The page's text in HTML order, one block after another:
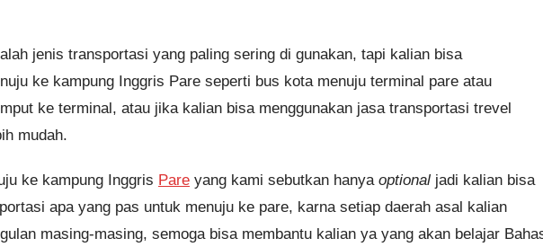
jenis transportasi yang paling sering di gunakan, tapi kalian bisa
ke kampung Inggris Pare seperti bus kota menuju terminal pare atau
ke terminal, atau jika kalian bisa menggunakan jasa transportasi trevel
mudah.
ke kampung Inggris Pare yang kami sebutkan hanya optional jadi kalian bisa
apa yang pas untuk menuju ke pare, karna setiap daerah asal kalian
masing-masing, semoga bisa membantu kalian ya yang akan belajar